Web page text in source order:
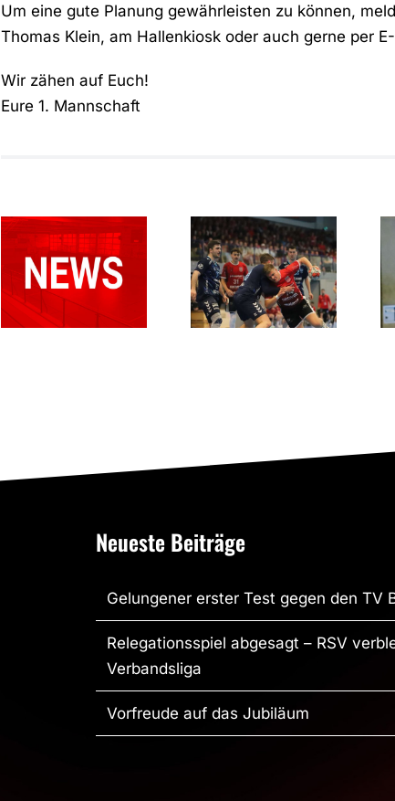
Um eine gute Planung gewährleisten zu können,
Thomas Klein, am Hallenkiosk oder auch gerne per
Wir zähen auf Euch!
Eure 1. Mannschaft
abgesagt –
RSV
verbleibt in
der
Dortmund
entreißt
dem RSV
Altenbögge
die
Neueste Beiträge
Gelungener erster Test gegen den TV
Relegationsspiel abgesagt – RSV
Verbandsliga
Vorfreude auf das Jubiläum